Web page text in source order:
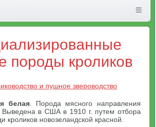
породы кроликов
и пушное звероводство
белая. Порода мясного направления
Выведена в США в 1910 г. путем отбора
кроликов новозеландской красной.